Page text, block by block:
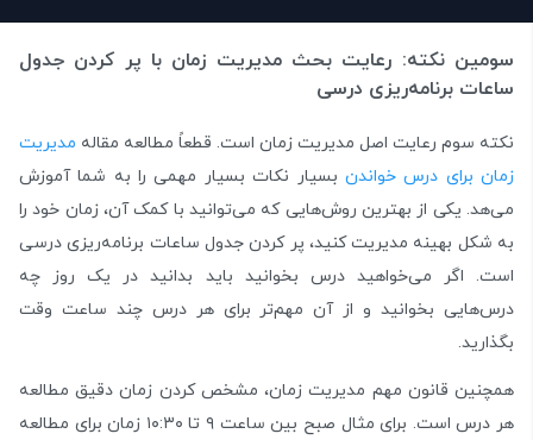
سومین نکته: رعایت بحث مدیریت زمان با پر کردن جدول
ساعات برنامه‌ریزی درسی
نکته سوم رعایت اصل مدیریت زمان است. قطعاً مطالعه مقاله مدیریت
زمان برای درس خواندن بسیار نکات بسیار مهمی را به شما آموزش
می‌هد. یکی از بهترین روش‌هایی که می‌توانید با کمک آن، زمان خود را
به شکل بهینه مدیریت کنید،‌ پر کردن جدول ساعات برنامه‌ریزی درسی
است. اگر می‌خواهید درس بخوانید باید بدانید در یک روز چه
درس‌هایی بخوانید و از آن مهم‌تر برای هر درس چند ساعت وقت
بگذارید.
همچنین قانون مهم مدیریت زمان، مشخص کردن زمان دقیق مطالعه
هر درس است. برای مثال صبح بین ساعت ۹ تا ۱۰:۳۰ زمان برای مطالعه